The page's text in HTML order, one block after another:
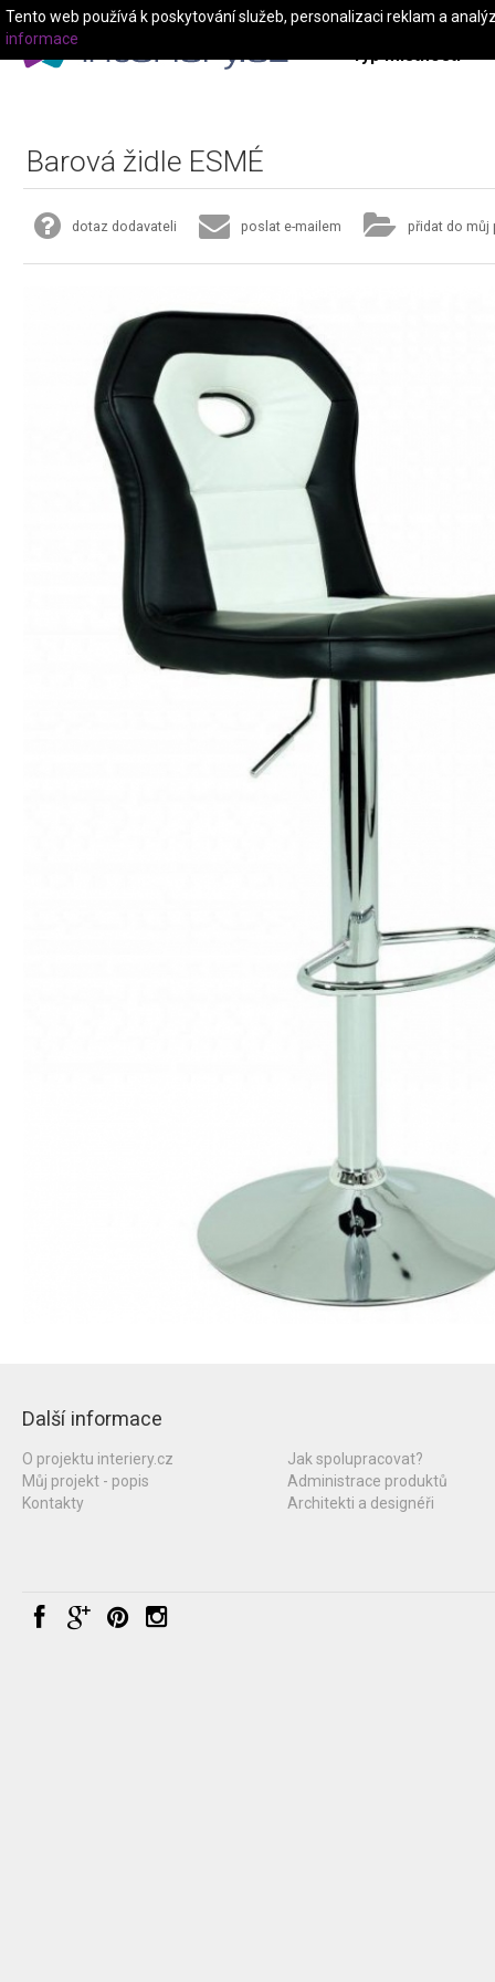
Typ místnosti
Barová židle ESMÉ
dotaz dodavateli poslat e-mailem přidat do můj
Další informace
O projektu interiery.cz
Můj projekt - popis
Kontakty
Jak spolupracovat?
Administrace produktů
Architekti a designéři
Tento web používá k poskytování služeb, personalizaci reklam a
informace